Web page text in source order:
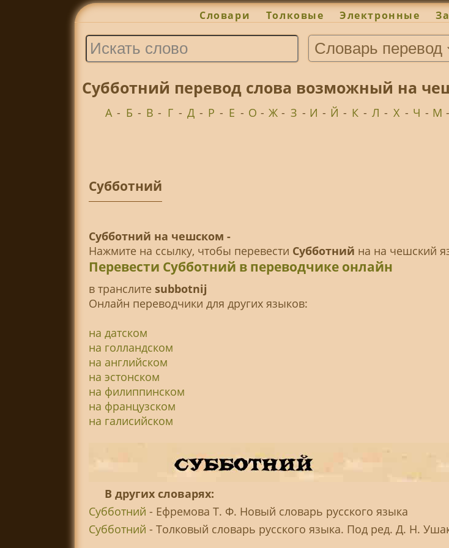
Словари Толковые Электронные
Субботний перевод слова возможный на
А - Б - В - Г - Д - Р - Е - О - Ж - З - И - Й - К - Л - Х - Ч - М -
Субботний
Субботний на чешском -
Нажмите на ссылку, чтобы перевести Субботний на на чешский
Перевести Субботний в переводчике онлайн
в транслитe subbotnij
Онлайн переводчики для других языков:
на датском
на голландском
на английском
на эстонском
на филиппинском
на французском
на галисийском
В других словарях:
Субботний - Ефремова Т. Ф. Новый словарь русского языка
Субботний - Толковый словарь русского языка. Под ред. Д. Н.